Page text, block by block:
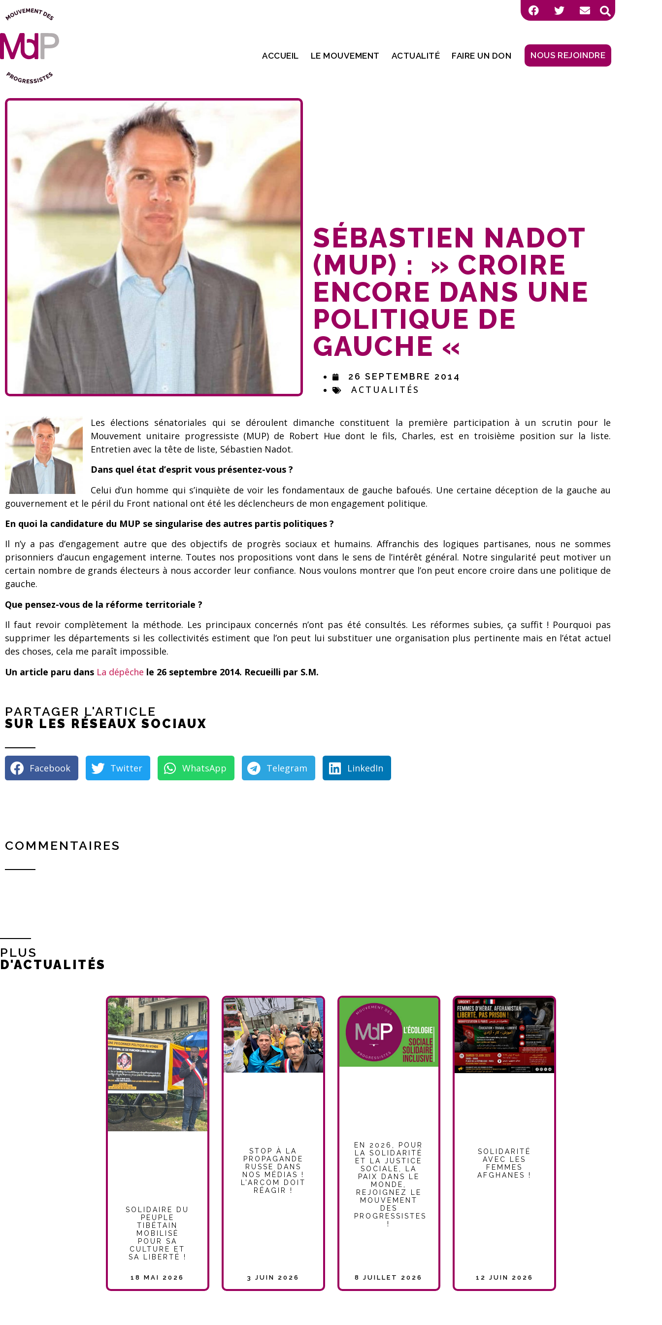
ACCUEIL LE MOUVEMENT ACTUALITÉ FAIRE UN DON NOUS REJOINDRE
SÉBASTIEN NADOT
(MUP) : » CROIRE
ENCORE DANS UNE
POLITIQUE DE
GAUCHE «
26 SEPTEMBRE 2014
ACTUALITÉS
Les élections sénatoriales qui se déroulent dimanche constituent la première participation à un scrutin pour le
Mouvement unitaire progressiste (MUP) de Robert Hue dont le fils, Charles, est en troisième position sur la liste.
Entretien avec la tête de liste, Sébastien Nadot.
Dans quel état d’esprit vous présentez-vous ?
Celui d’un homme qui s’inquiète de voir les fondamentaux de gauche bafoués. Une certaine déception de la gauche au
gouvernement et le péril du Front national ont été les déclencheurs de mon engagement politique.
En quoi la candidature du MUP se singularise des autres partis politiques ?
Il n’y a pas d’engagement autre que des objectifs de progrès sociaux et humains. Affranchis des logiques partisanes, nous ne sommes
prisonniers d’aucun engagement interne. Toutes nos propositions vont dans le sens de l’intérêt général. Notre singularité peut motiver un
certain nombre de grands électeurs à nous accorder leur confiance. Nous voulons montrer que l’on peut encore croire dans une politique de
gauche.
Que pensez-vous de la réforme territoriale ?
Il faut revoir complètement la méthode. Les principaux concernés n’ont pas été consultés. Les réformes subies, ça suffit ! Pourquoi pas
supprimer les départements si les collectivités estiment que l’on peut lui substituer une organisation plus pertinente mais en l’état actuel
des choses, cela me paraît impossible.
Un article paru dans La dépêche le 26 septembre 2014. Recueilli par S.M.
PARTAGER L'ARTICLE
SUR LES RÉSEAUX SOCIAUX
Facebook Twitter WhatsApp Telegram LinkedIn
COMMENTAIRES
PLUS
D'ACTUALITÉS
SOLIDAIRE DU
PEUPLE
TIBÉTAIN
MOBILISÉ
POUR SA
CULTURE ET
SA LIBERTÉ !
18 MAI 2026
STOP À LA
PROPAGANDE
RUSSE DANS
NOS MÉDIAS !
L’ARCOM DOIT
RÉAGIR !
3 JUIN 2026
EN 2026, POUR
LA SOLIDARITÉ
ET LA JUSTICE
SOCIALE, LA
PAIX DANS LE
MONDE,
REJOIGNEZ LE
MOUVEMENT
DES
PROGRESSISTES
!
8 JUILLET 2026
SOLIDARITÉ
AVEC LES
FEMMES
AFGHANES !
12 JUIN 2026